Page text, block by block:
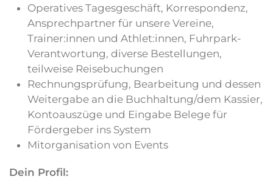
Operatives Tagesgeschäft, Korrespondenz,
Ansprechpartner für unsere Vereine,
Trainer:innen und Athlet:innen, Fuhrpark-
Verantwortung, diverse Bestellungen,
teilweise Reisebuchungen
Rechnungsprüfung, Bearbeitung und dessen
Weitergabe an die Buchhaltung/dem Kassier,
Kontoauszüge und Eingabe Belege für
Fördergeber ins System
Mitorganisation von Events
Dein Profil: